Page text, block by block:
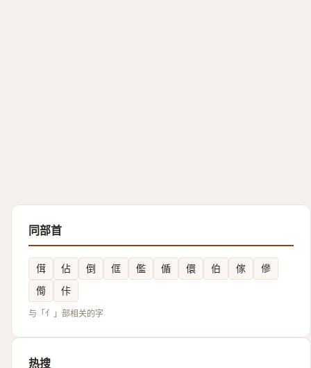
同部首
傇 佔 倒 㑌 儖 偱 儇 伯 傢
傪
㒐
佧
与「亻」部相关的字
热搜